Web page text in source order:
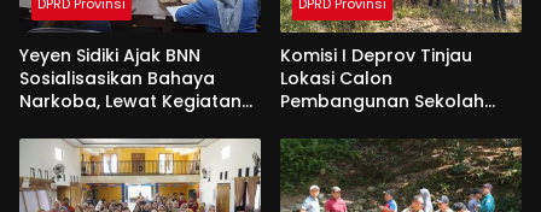
DPRD Provinsi
Yeyen Sidiki Ajak BNN
Sosialisasikan Bahaya
Narkoba, Lewat Kegiatan
DPRD Provinsi
Komisi I Deprov Tinjau
Lokasi Calon
Pembangunan Sekolah